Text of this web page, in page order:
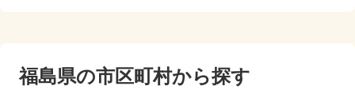
福島県の市区町村から探す